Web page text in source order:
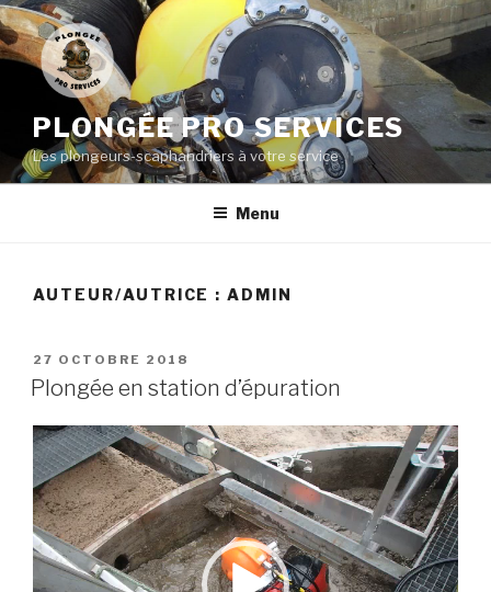
Aller
au
contenu
principal
PLONGÉE PRO SERVICES
Les plongeurs-scaphandriers à votre service
Menu
AUTEUR/AUTRICE :ADMIN
PUBLIÉ
LE
27 OCTOBRE 2018
Plongée en station d’épuration
Lecteur
vidéo